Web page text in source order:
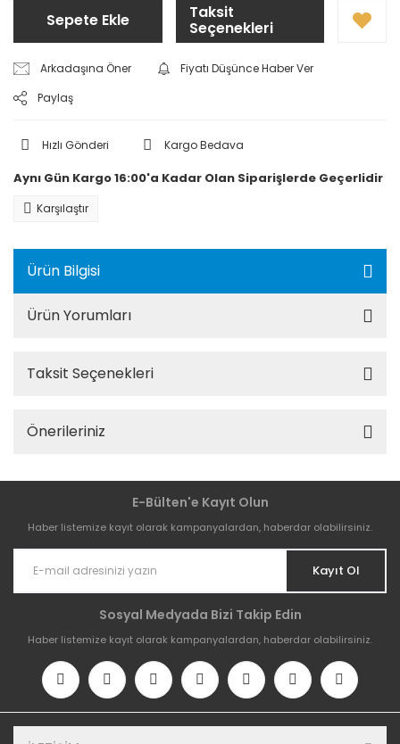
Sepete Ekle Taksit
Seçenekleri
Arkadaşına Öner
Fiyatı Düşünce Haber Ver
Paylaş
Hızlı Gönderi Kargo Bedava
Aynı Gün Kargo 16:00'a Kadar Olan Siparişlerde Geçerlidir
Karşılaştır
Ürün Bilgisi
Ürün Yorumları
Taksit Seçenekleri
Önerileriniz
E-Bülten'e Kayıt Olun
Haber listemize kayıt olarak kampanyalardan, haberdar olabilirsiniz.
Kayıt Ol
Sosyal Medyada Bizi Takip Edin
Haber listemize kayıt olarak kampanyalardan, haberdar olabilirsiniz.